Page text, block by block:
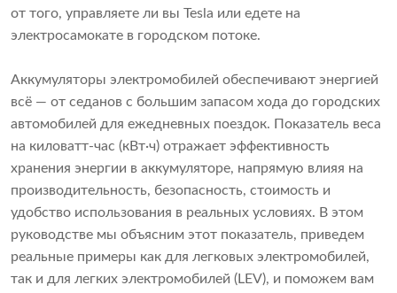
от того, управляете ли вы Tesla или едете на
электросамокате в городском потоке.
Аккумуляторы электромобилей обеспечивают энергией
всё — от седанов с большим запасом хода до городских
автомобилей для ежедневных поездок. Показатель веса
на киловатт-час (кВт·ч) отражает эффективность
хранения энергии в аккумуляторе, напрямую влияя на
производительность, безопасность, стоимость и
удобство использования в реальных условиях. В этом
руководстве мы объясним этот показатель, приведем
реальные примеры как для легковых электромобилей,
так и для легких электромобилей (LEV), и поможем вам